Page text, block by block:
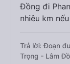
Đồng đi
nhiêu km
Trả lời: Đoạn
Trọng - Lâm